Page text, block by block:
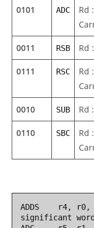
0101 ADC
Rd
0011 RSB Rd
0111 RSC
Rd
0010 SUB Rd
0110 SBC
Rd
ADDS    r4,
significant